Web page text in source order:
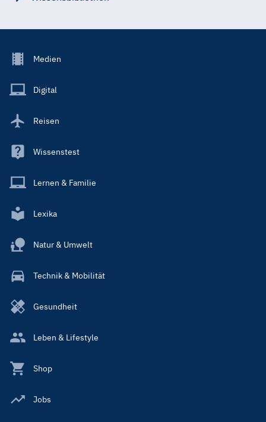
Footer
Main
Medien
Digital
Reisen
Wissenstest
Lernen & Familie
Lexika
Natur & Umwelt
Technik & Mobilität
Gesundheit
Leben & Lifestyle
Shop
Jobs